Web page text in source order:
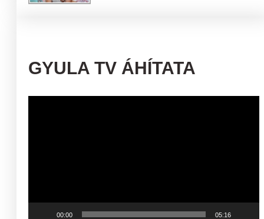
GYULA TV ÁHÍTATA
00:00 05:16